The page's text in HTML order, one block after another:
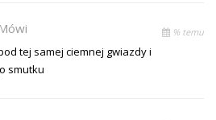
Mówi % temu
tej samej ciemnej gwiazdy i
smutku